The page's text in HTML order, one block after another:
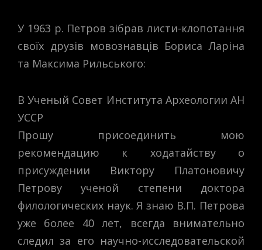
У 1963 р. Петров зібрав листи-клопотання
своїх друзів мовознавців Бориса Ларіна
та Максима Рильського:
В Ученый Совет Института Археологии АН
УССР
Прошу присоединить мою
рекомендацию к ходатайству о
присуждении Виктору Платоновичу
Петрову ученой степени доктора
филологических наук. Я знаю В.П. Петрова
уже более 40 лет, всегда внимательно
следил за его научно-исследовательской